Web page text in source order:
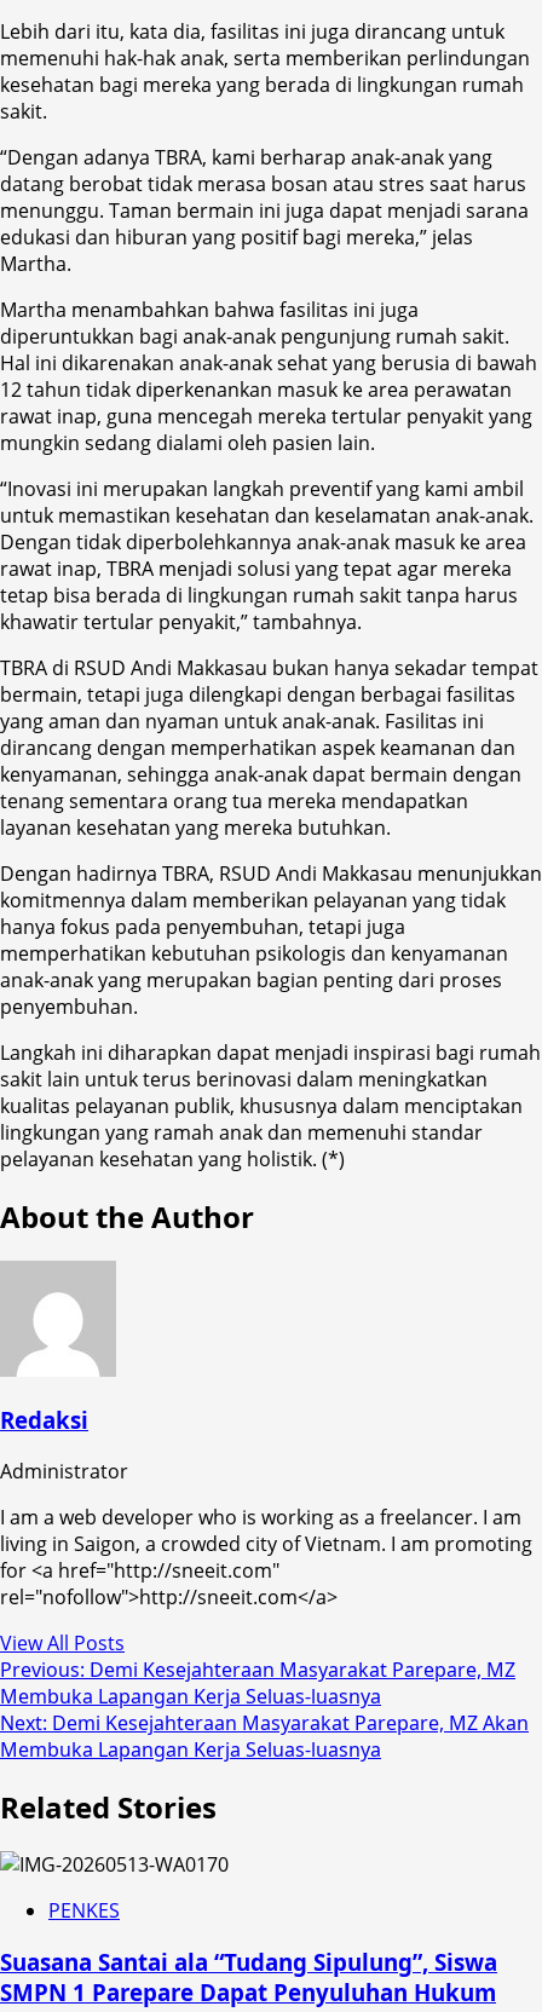
Lebih dari itu, kata dia, fasilitas ini juga dirancang untuk
memenuhi hak-hak anak, serta memberikan perlindungan
kesehatan bagi mereka yang berada di lingkungan rumah
sakit.
“Dengan adanya TBRA, kami berharap anak-anak yang
datang berobat tidak merasa bosan atau stres saat harus
menunggu. Taman bermain ini juga dapat menjadi sarana
edukasi dan hiburan yang positif bagi mereka,” jelas
Martha.
Martha menambahkan bahwa fasilitas ini juga
diperuntukkan bagi anak-anak pengunjung rumah sakit.
Hal ini dikarenakan anak-anak sehat yang berusia di bawah
12 tahun tidak diperkenankan masuk ke area perawatan
rawat inap, guna mencegah mereka tertular penyakit yang
mungkin sedang dialami oleh pasien lain.
“Inovasi ini merupakan langkah preventif yang kami ambil
untuk memastikan kesehatan dan keselamatan anak-anak.
Dengan tidak diperbolehkannya anak-anak masuk ke area
rawat inap, TBRA menjadi solusi yang tepat agar mereka
tetap bisa berada di lingkungan rumah sakit tanpa harus
khawatir tertular penyakit,” tambahnya.
TBRA di RSUD Andi Makkasau bukan hanya sekadar tempat
bermain, tetapi juga dilengkapi dengan berbagai fasilitas
yang aman dan nyaman untuk anak-anak. Fasilitas ini
dirancang dengan memperhatikan aspek keamanan dan
kenyamanan, sehingga anak-anak dapat bermain dengan
tenang sementara orang tua mereka mendapatkan
layanan kesehatan yang mereka butuhkan.
Dengan hadirnya TBRA, RSUD Andi Makkasau menunjukkan
komitmennya dalam memberikan pelayanan yang tidak
hanya fokus pada penyembuhan, tetapi juga
memperhatikan kebutuhan psikologis dan kenyamanan
anak-anak yang merupakan bagian penting dari proses
penyembuhan.
Langkah ini diharapkan dapat menjadi inspirasi bagi rumah
sakit lain untuk terus berinovasi dalam meningkatkan
kualitas pelayanan publik, khususnya dalam menciptakan
lingkungan yang ramah anak dan memenuhi standar
pelayanan kesehatan yang holistik. (*)
About the Author
Redaksi
Administrator
I am a web developer who is working as a freelancer. I am
living in Saigon, a crowded city of Vietnam. I am promoting
for <a href="http://sneeit.com"
rel="nofollow">http://sneeit.com</a>
View All Posts
Post
navigation
Previous: Demi Kesejahteraan Masyarakat Parepare, MZ
Membuka Lapangan Kerja Seluas-luasnya
Next: Demi Kesejahteraan Masyarakat Parepare, MZ Akan
Membuka Lapangan Kerja Seluas-luasnya
Related Stories
PENKES
Suasana Santai ala “Tudang Sipulung”, Siswa
SMPN 1 Parepare Dapat Penyuluhan Hukum